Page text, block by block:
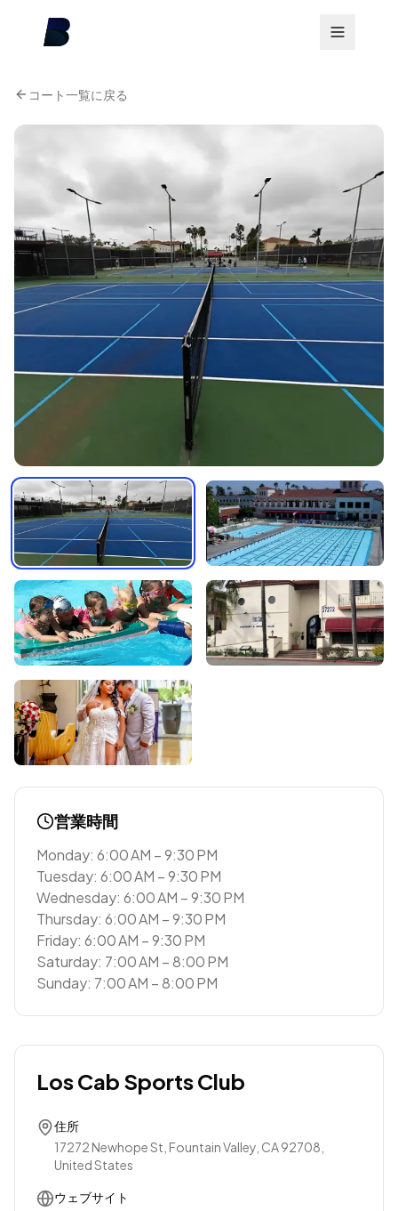
コート一覧に戻る
営業時間
Monday: 6:00 AM – 9:30 PM
Tuesday: 6:00 AM – 9:30 PM
Wednesday: 6:00 AM – 9:30 PM
Thursday: 6:00 AM – 9:30 PM
Friday: 6:00 AM – 9:30 PM
Saturday: 7:00 AM – 8:00 PM
Sunday: 7:00 AM – 8:00 PM
Los Cab Sports Club
住所
17272 Newhope St, Fountain Valley, CA 92708,
United States
ウェブサイト